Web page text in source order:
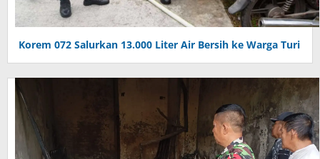
Korem 072 Salurkan 13.000 Liter Air Bersih ke Warga Turi